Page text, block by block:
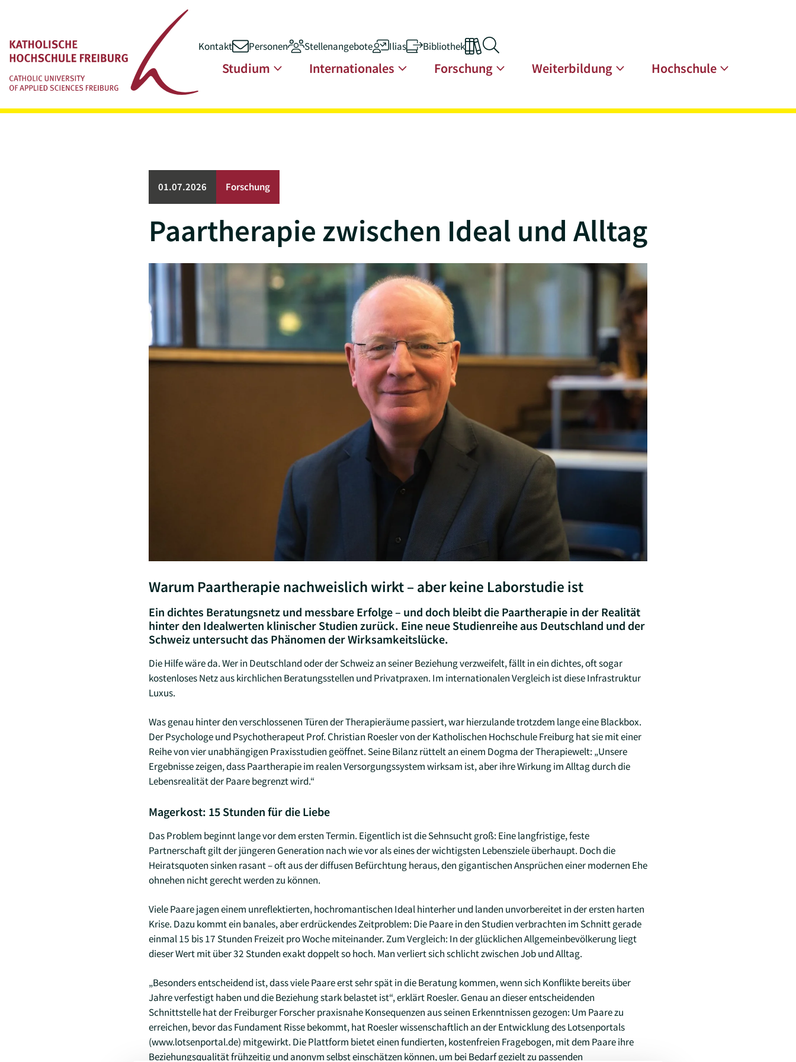
Zum Inhalt springen Hauptnavigation
Kontakt Personen Stellenangebote Ilias Bibliothek
Studium Internationales Forschung Weiterbildung Hochschule
01.07.2026 Forschung
Paartherapie zwischen Ideal und Alltag
Warum Paartherapie nachweislich wirkt – aber keine Laborstudie ist
Ein dichtes Beratungsnetz und messbare Erfolge – und doch bleibt die Paartherapie in der Realität
hinter den Idealwerten klinischer Studien zurück. Eine neue Studienreihe aus Deutschland und der
Schweiz untersucht das Phänomen der Wirksamkeitslücke.
Die Hilfe wäre da. Wer in Deutschland oder der Schweiz an seiner Beziehung verzweifelt, fällt in ein dichtes, oft sogar
kostenloses Netz aus kirchlichen Beratungsstellen und Privatpraxen. Im internationalen Vergleich ist diese Infrastruktur
Luxus.
Was genau hinter den verschlossenen Türen der Therapieräume passiert, war hierzulande trotzdem lange eine Blackbox.
Der Psychologe und Psychotherapeut Prof. Christian Roesler von der Katholischen Hochschule Freiburg hat sie mit einer
Reihe von vier unabhängigen Praxisstudien geöffnet. Seine Bilanz rüttelt an einem Dogma der Therapiewelt: „Unsere
Ergebnisse zeigen, dass Paartherapie im realen Versorgungssystem wirksam ist, aber ihre Wirkung im Alltag durch die
Lebensrealität der Paare begrenzt wird.“
Magerkost: 15 Stunden für die Liebe
Das Problem beginnt lange vor dem ersten Termin. Eigentlich ist die Sehnsucht groß: Eine langfristige, feste
Partnerschaft gilt der jüngeren Generation nach wie vor als eines der wichtigsten Lebensziele überhaupt. Doch die
Heiratsquoten sinken rasant – oft aus der diffusen Befürchtung heraus, den gigantischen Ansprüchen einer modernen Ehe
ohnehen nicht gerecht werden zu können.
Viele Paare jagen einem unreflektierten, hochromantischen Ideal hinterher und landen unvorbereitet in der ersten harten
Krise. Dazu kommt ein banales, aber erdrückendes Zeitproblem: Die Paare in den Studien verbrachten im Schnitt gerade
einmal 15 bis 17 Stunden Freizeit pro Woche miteinander. Zum Vergleich: In der glücklichen Allgemeinbevölkerung liegt
dieser Wert mit über 32 Stunden exakt doppelt so hoch. Man verliert sich schlicht zwischen Job und Alltag.
„Besonders entscheidend ist, dass viele Paare erst sehr spät in die Beratung kommen, wenn sich Konflikte bereits über
Jahre verfestigt haben und die Beziehung stark belastet ist“, erklärt Roesler. Genau an dieser entscheidenden
Schnittstelle hat der Freiburger Forscher praxisnahe Konsequenzen aus seinen Erkenntnissen gezogen: Um Paare zu
erreichen, bevor das Fundament Risse bekommt, hat Roesler wissenschaftlich an der Entwicklung des Lotsenportals
(www.lotsenportal.de) mitgewirkt. Die Plattform bietet einen fundierten, kostenfreien Fragebogen, mit dem Paare ihre
Beziehungsqualität frühzeitig und anonym selbst einschätzen können, um bei Bedarf gezielt zu passenden